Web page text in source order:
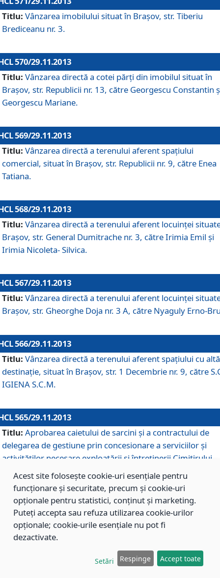
Titlu: Vânzarea imobilului situat în Braşov, str. Tiberiu
Brediceanu nr. 3.
570/29.11.2013
Titlu: Vânzarea directă a cotei părţi din imobilul situat în
Braşov, str. Republicii nr. 13, către Georgescu Constantin
Georgescu Mariane.
569/29.11.2013
Titlu: Vânzarea directă a terenului aferent spaţiului
comercial, situat în Braşov, str. Republicii nr. 9, către Enea
Tatiana.
568/29.11.2013
Titlu: Vânzarea directă a terenului aferent locuinţei
Braşov, str. General Dumitrache nr. 3, către Irimia Emil şi
Irimia Nicoleta- Silvica.
567/29.11.2013
Titlu: Vânzarea directă a terenului aferent locuinţei
Braşov, str. Gheorghe Doja nr. 3 A, către Nyaguly Erno-
566/29.11.2013
Titlu: Vânzarea directă a terenului aferent spaţiului cu altă
destinaţie, situat în Braşov, str. 1 Decembrie nr. 9, către
IGIENA S.C.M.
565/29.11.2013
Titlu: Aprobarea caietului de sarcini şi a contractului de
delegarea de gestiune prin concesionare a serviciilor şi
activităţilor necesare exploatării şi întreţinerii Cimitirului
Municipal Braşov situat în str. Dimitrie Anghel nr. 19.
564/29.11.2013
Titlu: Completarea şi modificarea H.C.L. nr. 446/2013,
care s-a aprobat studiul de fundamentare pentru
Acest site folosește cookie-uri esențiale pentru
funcționare și securitate, precum și cookie-uri
opționale pentru statistici, conținut și marketing.
Puteți accepta sau refuza utilizarea cookie-urilor
opționale; cookie-urile esențiale nu pot fi
dezactivate.
Setări Respinge Accept toate